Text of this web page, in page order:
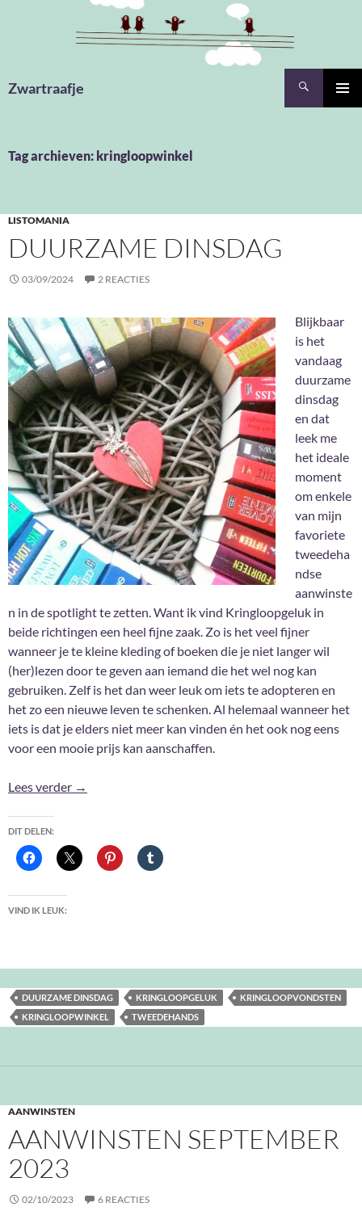
Zwartraafje
Tag archieven: kringloopwinkel
LISTOMANIA
DUURZAME DINSDAG
03/09/2024 2 REACTIES
Blijkbaar
is het
vandaag
duurzame
dinsdag
en dat
leek me
het ideale
moment
om enkele
van mijn
favoriete
tweedeha
ndse
aanwinste
n in de spotlight te zetten. Want ik vind Kringloopgeluk in
beide richtingen een heel fijne zaak. Zo is het veel fijner
wanneer je te kleine kleding of boeken die je niet langer wil
(her)lezen door te geven aan iemand die het wel nog kan
gebruiken. Zelf is het dan weer leuk om iets te adopteren en
het zo een nieuwe leven te schenken. Al helemaal wanneer het
iets is dat je elders niet meer kan vinden én het ook nog eens
voor een mooie prijs kan aanschaffen.
Lees verder Duurzame Dinsdag
→
DIT DELEN:
VIND IK LEUK:
DUURZAME DINSDAG KRINGLOOPGELUK
KRINGLOOPVONDSTEN
KRINGLOOPWINKEL
TWEEDEHANDS
AANWINSTEN
AANWINSTEN SEPTEMBER
2023
02/10/2023 6 REACTIES